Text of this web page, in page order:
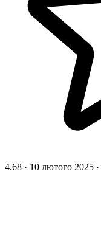
4.68 · 10 лютого 2025 ·